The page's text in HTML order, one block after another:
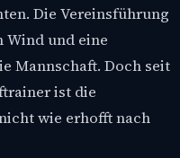
Die Vereinsführung
Wind und eine
Mannschaft. Doch seit
ist die
wie erhofft nach